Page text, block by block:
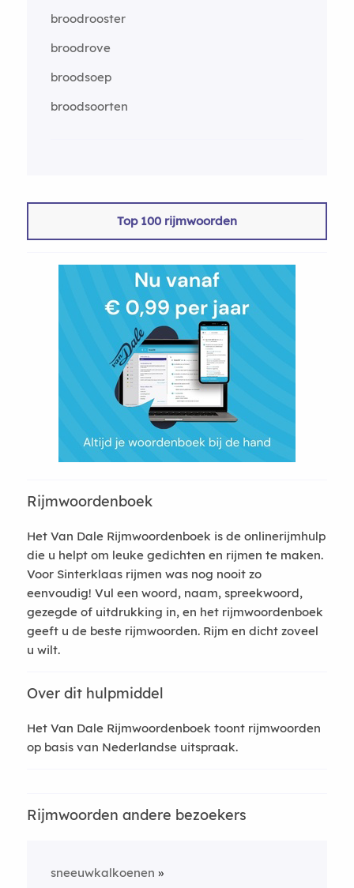
broodrooster
broodrove
broodsoep
broodsoorten
Top 100 rijmwoorden
Rijmwoordenboek
Het Van Dale Rijmwoordenboek is de onlinerijmhulp
die u helpt om leuke gedichten en rijmen te maken.
Voor Sinterklaas rijmen was nog nooit zo
eenvoudig! Vul een woord, naam, spreekwoord,
gezegde of uitdrukking in, en het rijmwoordenboek
geeft u de beste rijmwoorden. Rijm en dicht zoveel
u wilt.
Over dit hulpmiddel
Het Van Dale Rijmwoordenboek toont rijmwoorden
op basis van Nederlandse uitspraak.
Rijmwoorden andere bezoekers
sneeuwkalkoenen